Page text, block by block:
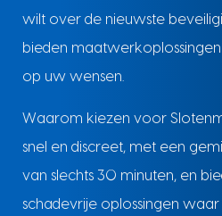
wilt over de nieuwste
bieden
op uw wensen.
Waarom kiezen voor
snel en discreet, met een
van slechts 30 minuten, en
schadevrije oplossingen